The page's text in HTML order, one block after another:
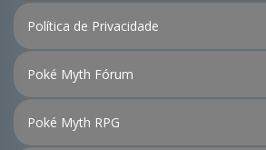
Política de Privacidade
Poké Myth Fórum
Poké Myth RPG